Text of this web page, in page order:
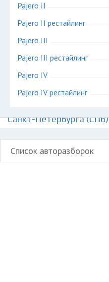
Pajero II
Pajero II рестайлинг
Pajero III
Pajero III рестайлинг
Pajero IV
Pajero IV рестайлинг
Санкт-Петербурга (СПб)
Список авторазборок